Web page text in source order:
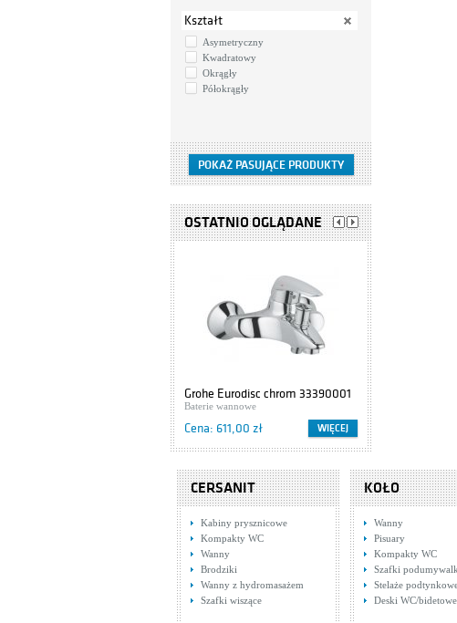
Kształt
Asymetryczny
Kwadratowy
Okrągły
Półokrągły
OSTATNIO OGLĄDANE
Grohe Eurodisc chrom 33390001
Baterie wannowe
Cena: 611,00 zł WIĘCEJ
CERSANIT
Kabiny prysznicowe
Kompakty WC
Wanny
Brodziki
Wanny z hydromasażem
Szafki wiszące
KOŁO
Wanny
Pisuary
Kompakty WC
Szafki
Stelaże
Deski WC/bidetowe